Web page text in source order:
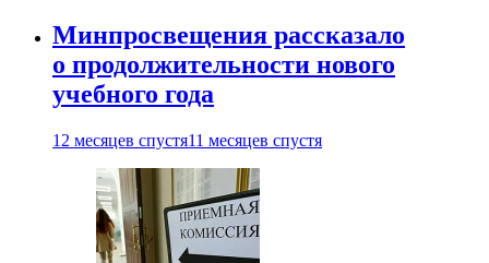
Минпросвещения рассказало
о продолжительности нового
учебного года
12 месяцев спустя11 месяцев спустя